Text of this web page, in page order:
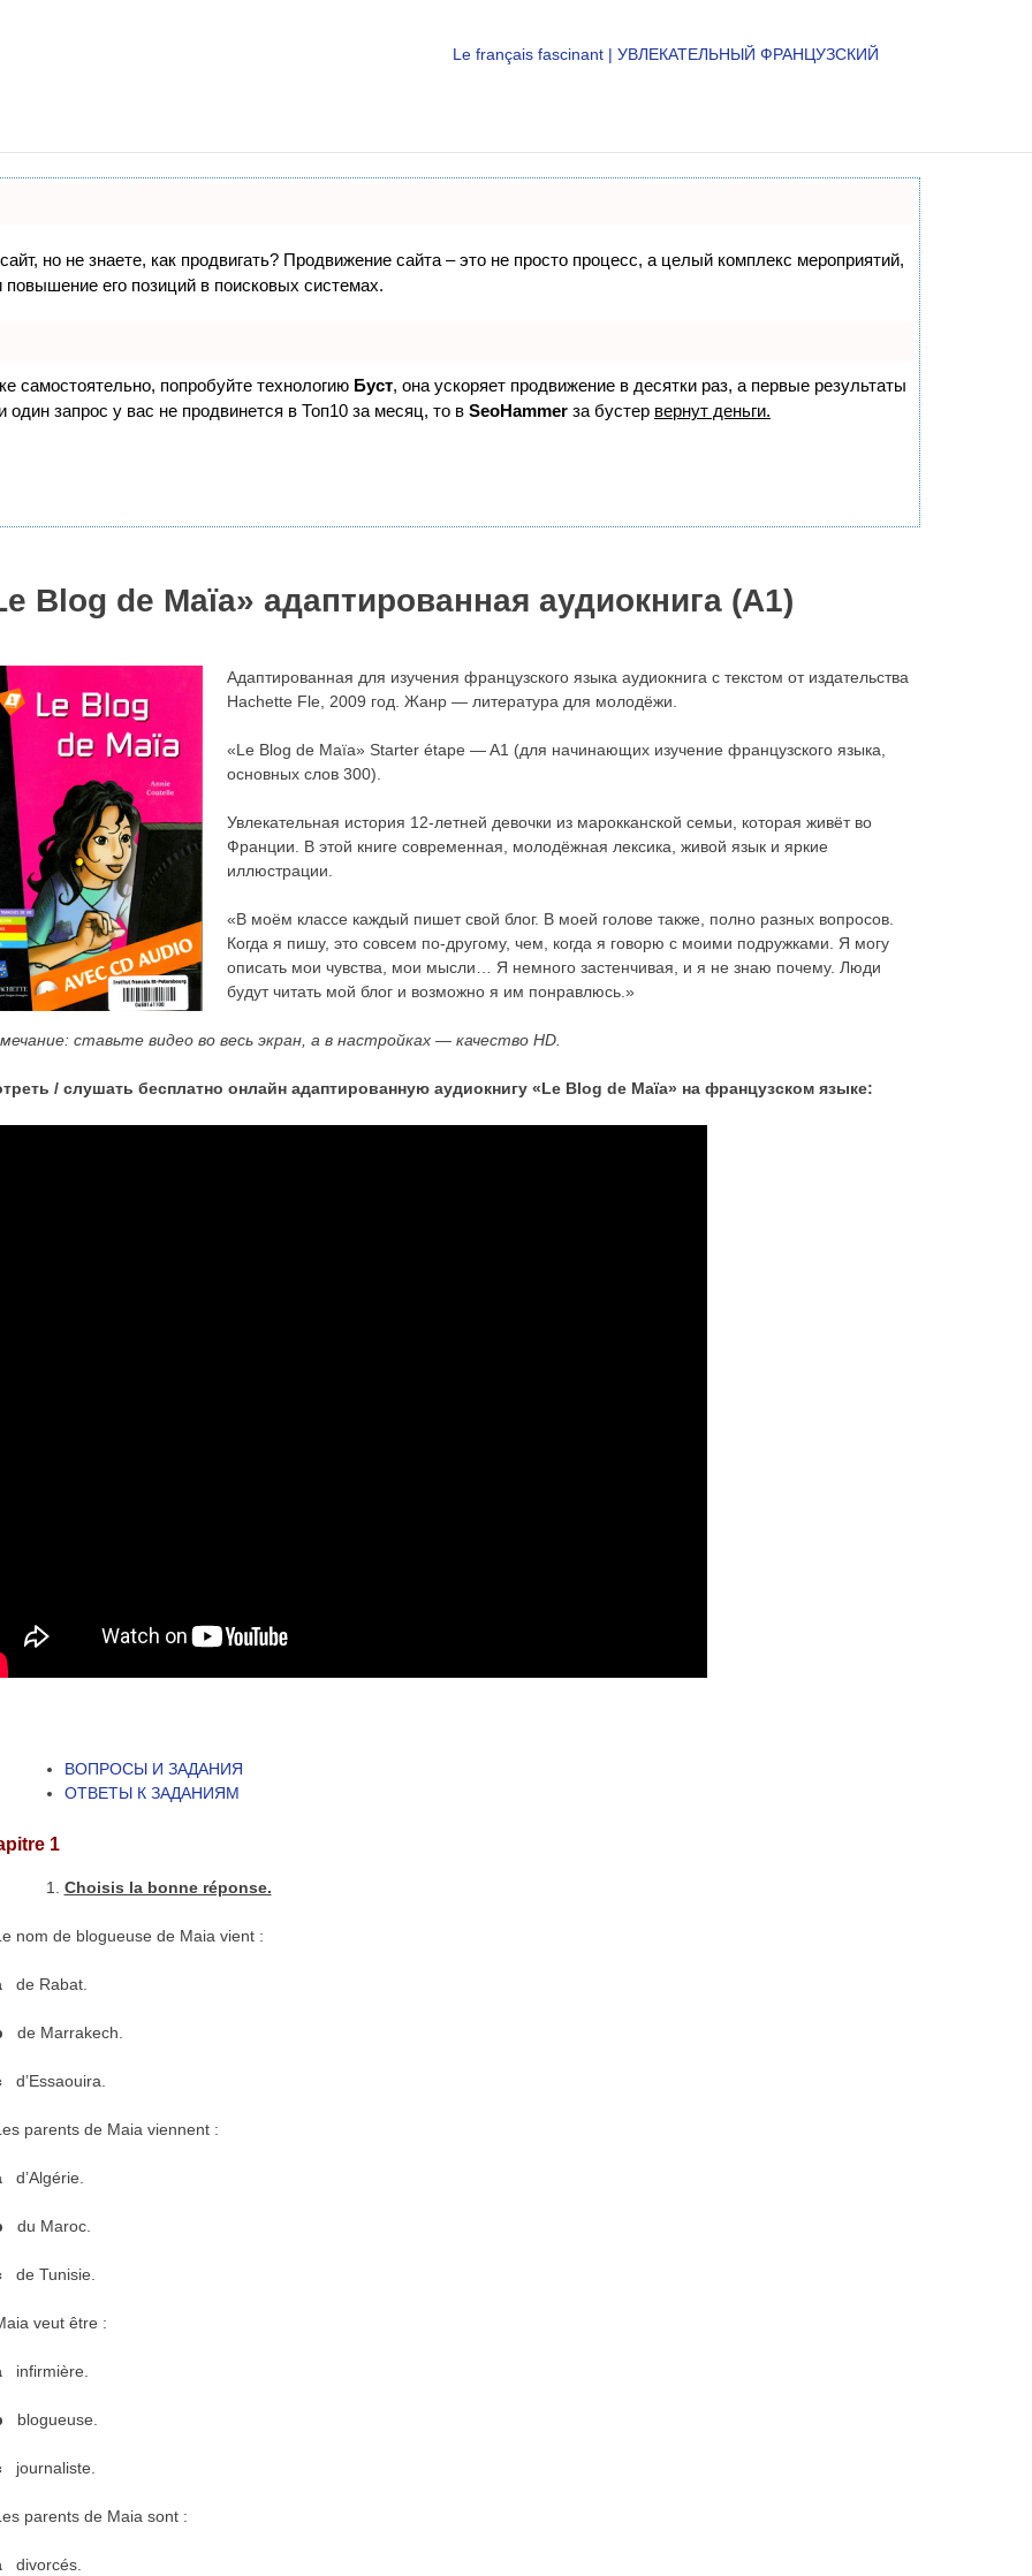
Le français fascinant | УВЛЕКАТЕЛЬНЫЙ ФРАНЦУЗСКИЙ
но не знаете, как продвигать? Продвижение сайта – это не просто процесс, а целый комплекс мероприятий,
его позиций в поисковых системах.
самостоятельно, попробуйте технологию Буст, она ускоряет продвижение в десятки раз, а первые результаты
запрос у вас не продвинется в Топ10 за месяц, то в SeoHammer за бустер вернут деньги.
Blog de Maïa» адаптированная аудиокнига (А1)
Адаптированная для изучения французского языка аудиокнига с текстом от издательства
Hachette Fle, 2009 год. Жанр — литература для молодёжи.
«Le Blog de Maïa» Starter étape — A1 (для начинающих изучение французского языка,
основных слов 300).
Увлекательная история 12-летней девочки из марокканской семьи, которая живёт во
Франции. В этой книге современная, молодёжная лексика, живой язык и яркие
иллюстрации.
«В моём классе каждый пишет свой блог. В моей голове также, полно разных вопросов.
Когда я пишу, это совсем по-другому, чем, когда я говорю с моими подружками. Я могу
описать мои чувства, мои мысли… Я немного застенчивая, и я не знаю почему. Люди
будут читать мой блог и возможно я им понравлюсь.»
ставьте видео во весь экран, а в настройках — качество HD.
/ слушать бесплатно онлайн адаптированную аудиокнигу «Le Blog de Maïa» на французском языке:
ВОПРОСЫ И ЗАДАНИЯ
ОТВЕТЫ К ЗАДАНИЯМ
1
Choisis la bonne réponse.
de blogueuse de Maia vient :
de Rabat.
de Marrakech.
d’Essaouira.
parents de Maia viennent :
d’Algérie.
du Maroc.
de Tunisie.
veut être :
infirmière.
blogueuse.
journaliste.
parents de Maia sont :
divorcés.